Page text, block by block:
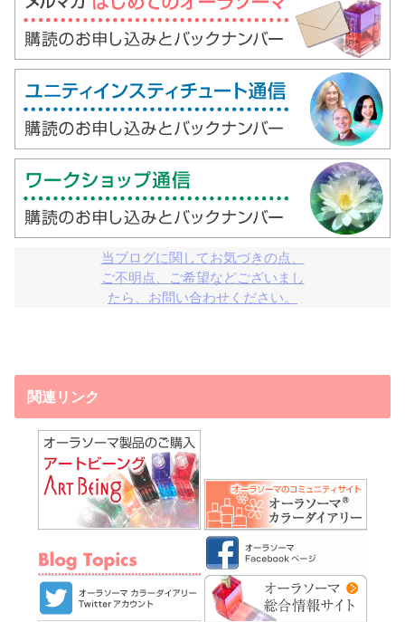
当ブログに関してお気づきの点、
ご不明点、ご希望などございまし
たら、お問い合わせください。
関連リンク